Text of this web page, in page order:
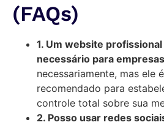
(FAQs)
1. Um website
necessário para
necessariamente, mas ele
recomendado para
controle total sobre sua
2. Posso usar redes